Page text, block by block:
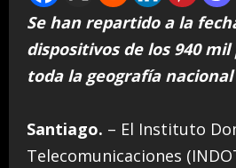
Se han repartido a la
dispositivos de los 940
toda la geografía nacional
Santiago. – El Instituto
Telecomunicaciones